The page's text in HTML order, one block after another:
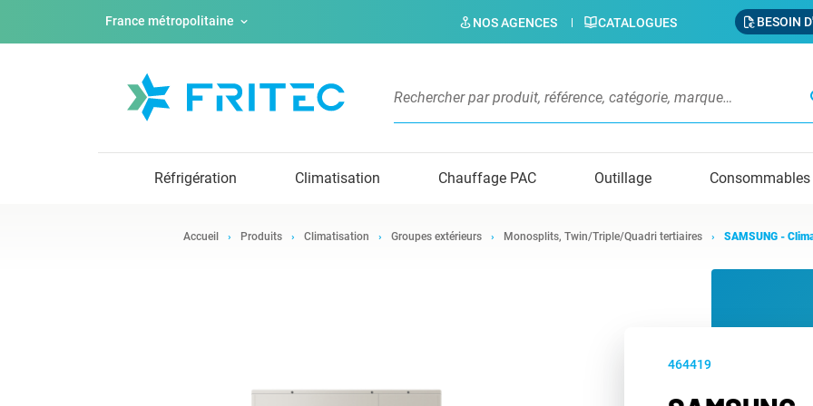
France métropolitaine NOS AGENCES CATALOGUES BESOIN
Réfrigération Climatisation Chauffage PAC Outillage Consommables
Accueil Produits Climatisation Groupes extérieurs Monosplits, Twin/Triple/Quadri tertiaires SAMSUNG -
464419